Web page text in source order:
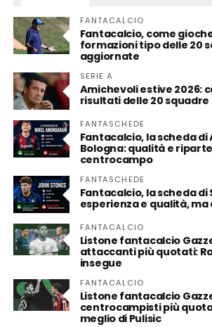
FANTACALCIO
Fantacalcio, come
formazioni tipo delle 20
aggiornate
SERIE A
Amichevoli estive 2026:
risultati delle 20 squadre
FANTASCHEDE
Fantacalcio, la scheda
Bologna: qualità e
centrocampo
FANTASCHEDE
Fantacalcio, la scheda di
esperienza e qualità,
FANTACALCIO
Listone fantacalcio
attaccanti più quotati:
insegue
FANTACALCIO
Listone fantacalcio
centrocampisti più
meglio di Pulisic